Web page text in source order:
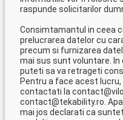
raspunde solicitarilor
Consimtamantul in ceea
prelucrarea datelor cu
precum si furnizarea
mai sus sunt voluntare.
puteti sa va retrageti
Pentru a face acest lucru,
contactati la
contact@tekability.ro.
mai jos declarati ca